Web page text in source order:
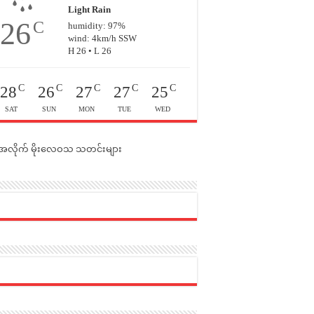
26C
Light Rain
humidity: 97%
wind: 4km/h SSW
H 26 • L 26
28 C
SAT
26 C
SUN
27 C
MON
27 C
TUE
25 C
WED
လိုက် မိုးလေဝသ သတင်းများ